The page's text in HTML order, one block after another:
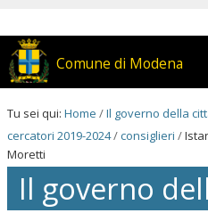
contenuti.
Salta
alla
Comune di Modena
Tu sei qui: Home /Il governo della
cercatori 2019-2024/consiglieri /
Moretti
Il governo